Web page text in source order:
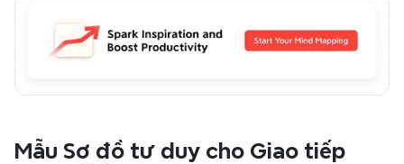
Mẫu Sơ đồ tư duy cho Giao tiếp